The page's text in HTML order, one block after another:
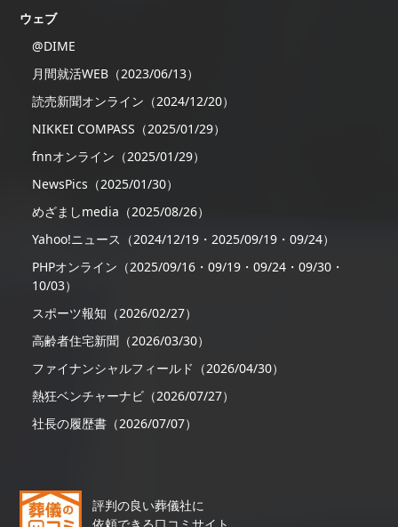
ウェブ
@DIME
月間就活WEB（2023/06/13）
読売新聞オンライン（2024/12/20）
NIKKEI COMPASS（2025/01/29）
fnnオンライン（2025/01/29）
NewsPics（2025/01/30）
めざましmedia（2025/08/26）
Yahoo!ニュース（2024/12/19・2025/09/19・09/24）
PHPオンライン（2025/09/16・09/19・09/24・09/30・
10/03）
スポーツ報知（2026/02/27）
高齢者住宅新聞（2026/03/30）
ファイナンシャルフィールド（2026/04/30）
熱狂ベンチャーナビ（2026/07/27）
社長の履歴書（2026/07/07）
評判の良い葬儀社に